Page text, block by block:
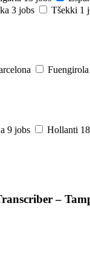
3 jobs Tšekki 1
Fuengirola
9 jobs Hollanti
–